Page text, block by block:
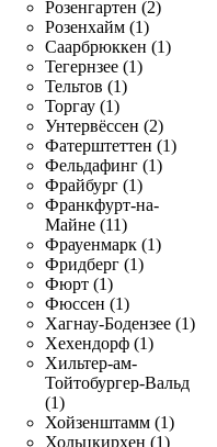
Розенгартен (2)
Розенхайм (1)
Саарбрюккен (1)
Тегернзее (1)
Тельтов (1)
Торгау (1)
Унтервёссен (2)
Фатерштеттен (1)
Фельдафинг (1)
Фрайбург (1)
Франкфурт-на-
Майне (11)
Фрауенмарк (1)
Фридберг (1)
Фюрт (1)
Фюссен (1)
Хагнау-Бодензее (1)
Хехендорф (1)
Хильтер-ам-
Тойтобургер-Вальд
(1)
Хойзенштамм (1)
Хольцкирхен (1)